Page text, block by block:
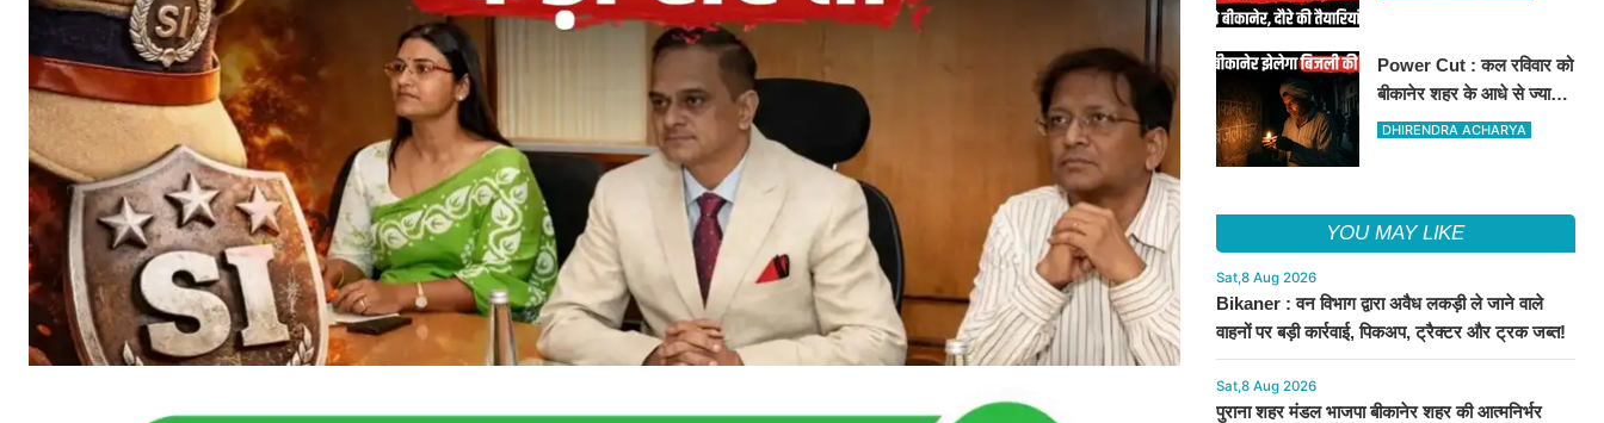
Power Cut : कल रविवार को
बीकानेर शहर के आधे से ज्यादा
क्षेत्रों में 4 घंटों के लिए बिजली
DHIRENDRA ACHARYA
YOU MAY LIKE
Sat,8 Aug 2026
Bikaner : वन विभाग द्वारा अवैध लकड़ी ले जाने वाले
वाहनों पर बड़ी कार्रवाई, पिकअप, ट्रैक्टर और ट्रक जब्त!
Sat,8 Aug 2026
पुराना शहर मंडल भाजपा बीकानेर शहर की आत्मनिर्भर